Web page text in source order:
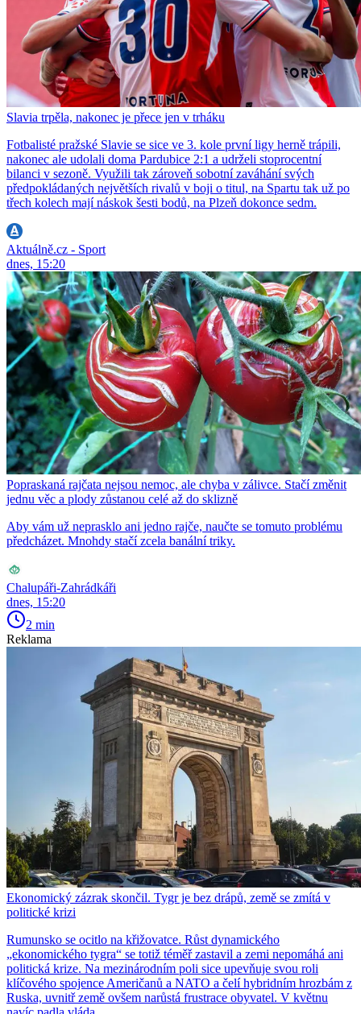
Slavia trpěla, nakonec je přece jen v trháku
Fotbalisté pražské Slavie se sice ve 3. kole první ligy herně trápili,
nakonec ale udolali doma Pardubice 2:1 a udrželi stoprocentní
bilanci v sezoně. Využili tak zároveň sobotní zaváhání svých
předpokládaných největších rivalů v boji o titul, na Spartu tak už po
třech kolech mají náskok šesti bodů, na Plzeň dokonce sedm.
Aktuálně.cz - Sport
dnes, 15:20
Popraskaná rajčata nejsou nemoc, ale chyba v zálivce. Stačí změnit
jednu věc a plody zůstanou celé až do sklizně
Aby vám už neprasklo ani jedno rajče, naučte se tomuto problému
předcházet. Mnohdy stačí zcela banální triky.
Chalupáři-Zahrádkáři
dnes, 15:20
2 min
Reklama
Ekonomický zázrak skončil. Tygr je bez drápů, země se zmítá v
politické krizi
Rumunsko se ocitlo na křižovatce. Růst dynamického
„ekonomického tygra“ se totiž téměř zastavil a zemi nepomáhá ani
politická krize. Na mezinárodním poli sice upevňuje svou roli
klíčového spojence Američanů a NATO a čelí hybridním hrozbám z
Ruska, uvnitř země ovšem narůstá frustrace obyvatel. V květnu